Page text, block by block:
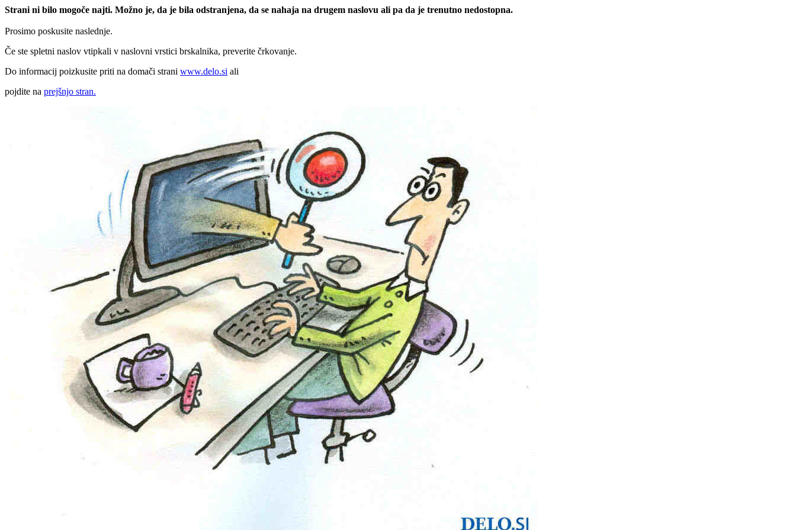
Strani ni bilo mogoče najti. Možno je, da je bila odstranjena, da se nahaja na drugem naslovu ali pa da je trenutno nedostopna.
Prosimo poskusite naslednje.
Če ste spletni naslov vtipkali v naslovni vrstici brskalnika, preverite črkovanje.
Do informacij poizkusite priti na domači strani www.delo.si ali
pojdite na prejšnjo stran.